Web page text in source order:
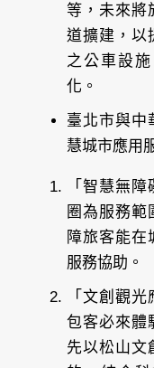
等，未來將
道擴建，以
之公車設
化。
臺北市與中
慧城市應用
「智慧無
圈為服務範
障旅客能在
服務協助。
「文創觀
包客必來體
先以松山文